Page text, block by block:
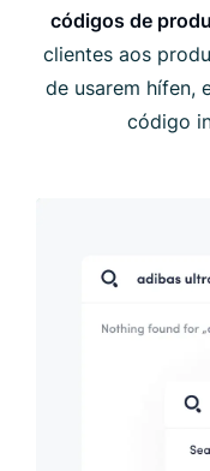
códigos de
clientes aos
de usarem hífen,
código